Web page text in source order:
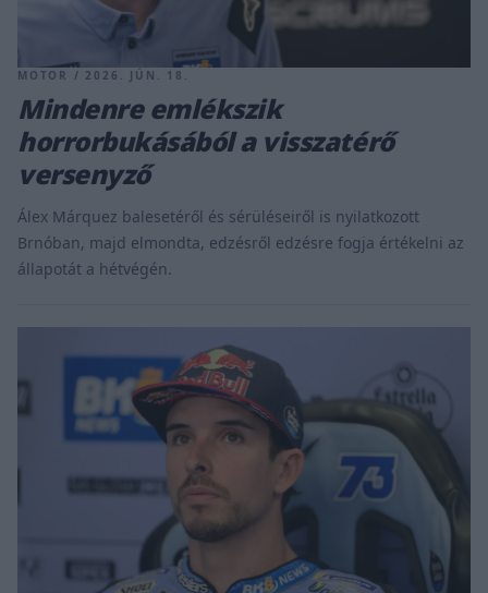
MOTOR / 2026. JÚN. 18.
Mindenre emlékszik
horrorbukásából a visszatérő
versenyző
Álex Márquez balesetéről és sérüléseiről is nyilatkozott
Brnóban, majd elmondta, edzésről edzésre fogja értékelni az
állapotát a hétvégén.